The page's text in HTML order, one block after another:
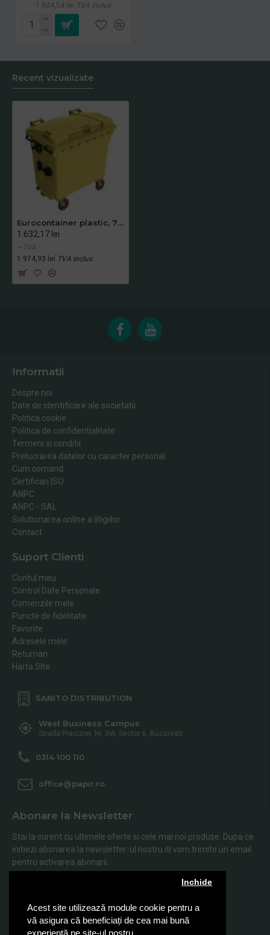
Acest site utilizează module cookie pentru a
vă asigura că beneficiați de cea mai bună
Inchide
1.904,54 lei TVA inclus
Recent vizualizate
Eurocontainer plastic, 770L, galben, capac plat - Transport Inclus
1.632,17 lei
+ TVA
1.974,93 lei TVA inclus
Informatii
Despre noi
Date de identificare ale societatii
Politica cookie
Politica de confidentialitate
Termeni si conditii
Prelucrarea datelor cu caracter personal
Cum comand
Certificari ISO
ANPC
ANPC - SAL
Solutionarea online a litigiilor
Contact
Suport Clienti
Contul meu
Control Date Personale
Comenzile mele
Puncte de fidelitate
Favorite
Adresele mele
Returnari
Harta SIte
SANITO DISTRIBUTION
West Business Campus
Strada Preciziei, Nr, 3W, Sector 6, Bucuresti
0314 100 110
office@papir.ro
Abonare la Newsletter
Stai la curent cu ultimele oferte si cele mai noi produse. Dupa ce
initiezi abonarea la newsletter-ul nostru iti vom trimite un email
pentru activarea abonarii.
Abonare
Am citit şi sunt de acord cu Politica de Confidentialitate